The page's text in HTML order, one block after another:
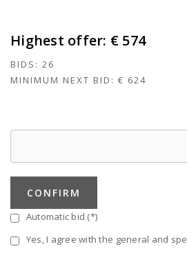
Highest offer: € 574
BIDS: 26
MINIMUM NEXT BID: € 624
CONFIRM
Automatic bid (*)
Yes, I agree with the general and